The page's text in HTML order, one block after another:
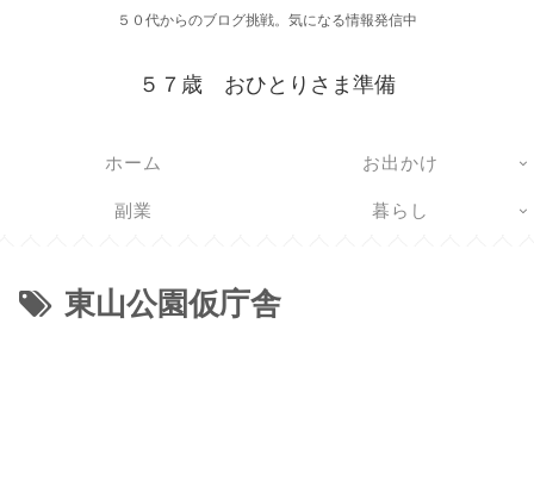
５０代からのブログ挑戦。気になる情報発信中
５７歳 おひとりさま準備
ホーム お出かけ
副業 暮らし
東山公園仮庁舎